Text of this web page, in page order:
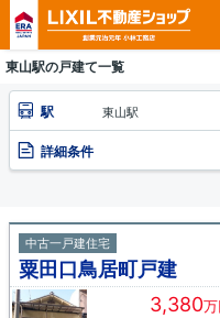
東山駅の戸建て一覧
駅 東山駅
詳細条件
中古一戸建住宅
粟田口鳥居町戸建
3,380